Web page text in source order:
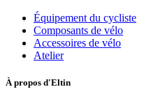
Équipement du cycliste
Composants de vélo
Accessoires de vélo
Atelier
À propos d'Eltin